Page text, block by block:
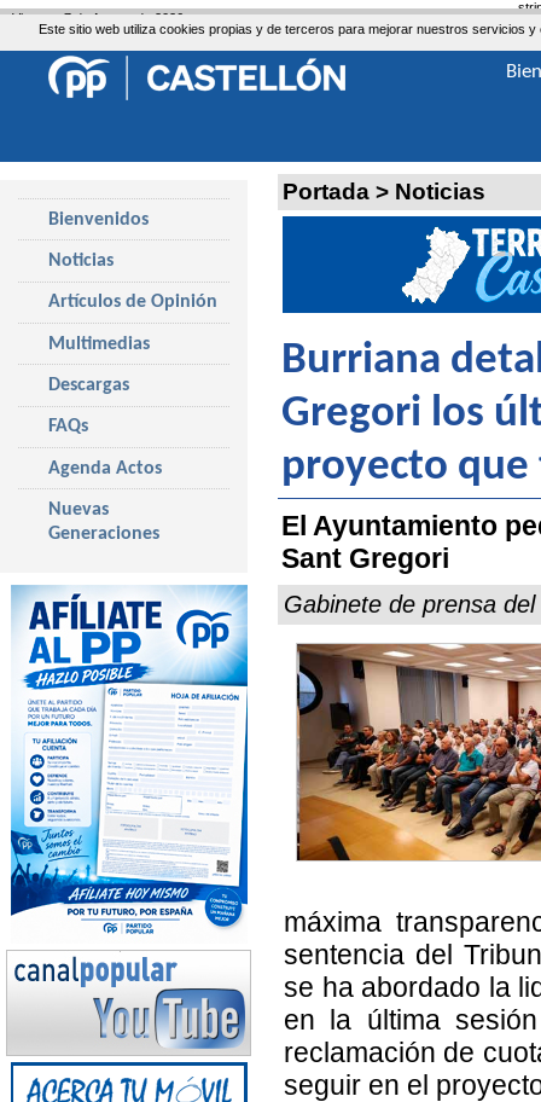
Este sitio web utiliza cookies propias y de terceros para mejorar nuestros servicios
Portada > Noticias
Burriana
Gregori los
proyecto que
El Ayuntamiento
Sant Gregori
Gabinete de prensa
máxima
sentencia del
se ha abordado la
en la última
reclamación de
seguir en el
Bienvenidos
Noticias
Artículos de Opinión
Multimedias
Descargas
FAQs
Agenda Actos
Nuevas
Generaciones
Viernes, 7 de Agosto de 2026